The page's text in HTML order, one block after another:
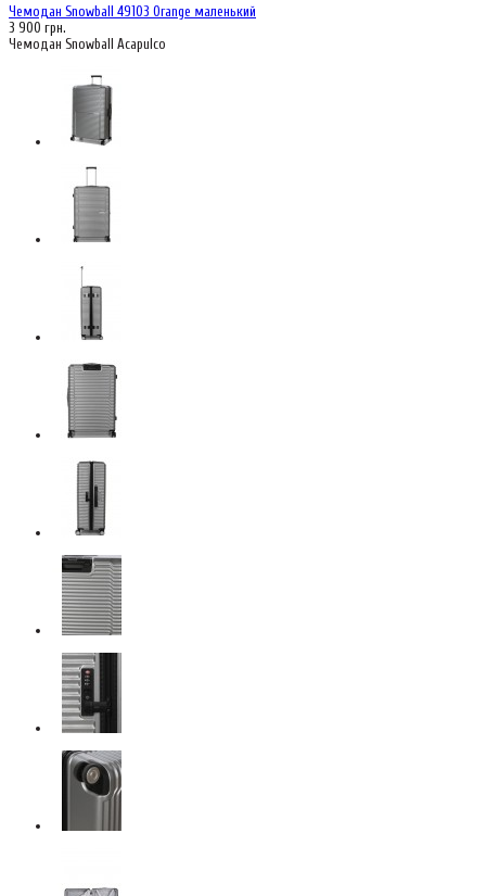
Чемодан Snowball 49103 Orange маленький
3 900 грн.
Чемодан Snowball Acapulco